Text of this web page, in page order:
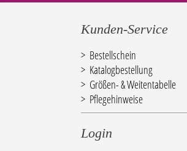
Kunden-Service
Bestellschein
Katalogbestellung
Größen- & Weitentabelle
Pflegehinweise
Login